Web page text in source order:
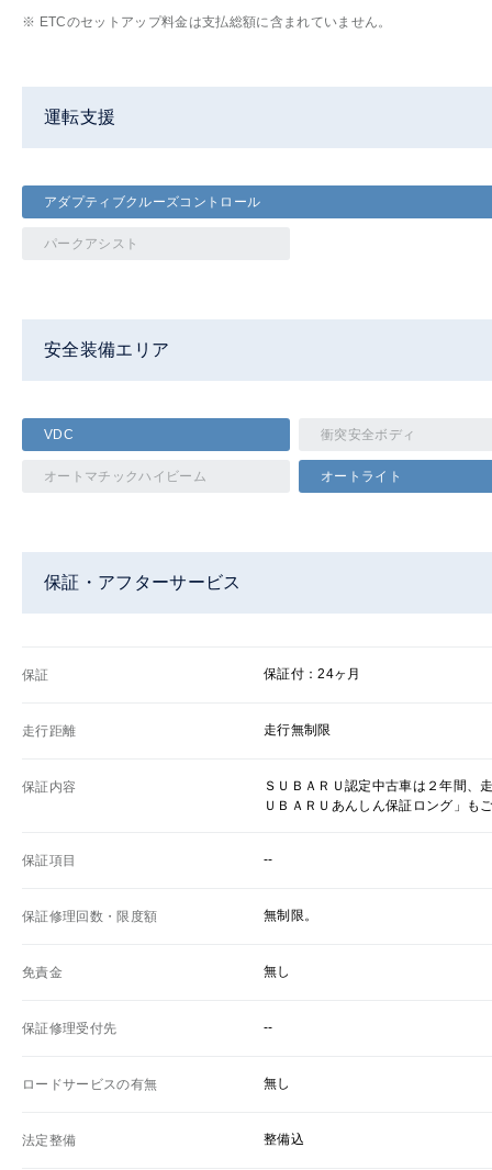
※ ETCのセットアップ料金は支払総額に含まれていません。
運転支援
アダプティブクルーズコントロール
パークアシスト
安全装備エリア
VDC 衝突安全ボディ
オートマチックハイビーム オートライト
保証・アフターサービス
保証 保証付：24ヶ月
走行距離 走行無制限
保証内容
ＳＵＢＡＲＵ認定中古車は２年間、
ＵＢＡＲＵあんしん保証ロング」も
保証項目 --
保証修理回数・限度額 無制限。
免責金 無し
保証修理受付先 --
ロードサービスの有無 無し
法定整備 整備込